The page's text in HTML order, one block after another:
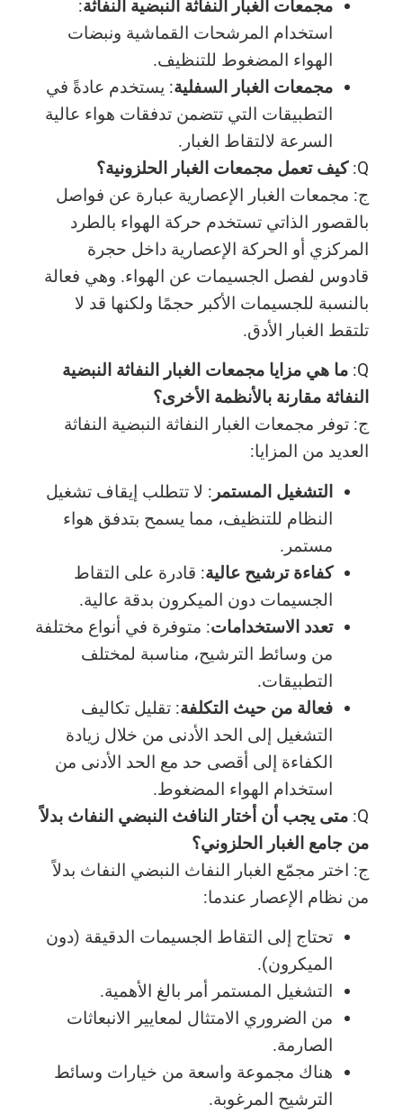
مجمعات الغبار النفاثة النبضية النفاثة:
استخدام المرشحات القماشية ونبضات
الهواء المضغوط للتنظيف.
مجمعات الغبار السفلية: يستخدم عادةً في
التطبيقات التي تتضمن تدفقات هواء عالية
السرعة لالتقاط الغبار.
Q: كيف تعمل مجمعات الغبار الحلزونية؟
ج: مجمعات الغبار الإعصارية عبارة عن فواصل
بالقصور الذاتي تستخدم حركة الهواء بالطرد
المركزي أو الحركة الإعصارية داخل حجرة
قادوس لفصل الجسيمات عن الهواء. وهي فعالة
بالنسبة للجسيمات الأكبر حجمًا ولكنها قد لا
تلتقط الغبار الأدق.
Q: ما هي مزايا مجمعات الغبار النفاثة النبضية
النفاثة مقارنة بالأنظمة الأخرى؟
ج: توفر مجمعات الغبار النفاثة النبضية النفاثة
العديد من المزايا:
التشغيل المستمر : لا تتطلب إيقاف تشغيل
النظام للتنظيف، مما يسمح بتدفق هواء
مستمر.
كفاءة ترشيح عالية: قادرة على التقاط
الجسيمات دون الميكرون بدقة عالية.
تعدد الاستخدامات: متوفرة في أنواع مختلفة
من وسائط الترشيح، مناسبة لمختلف
التطبيقات.
فعالة من حيث التكلفة: تقليل تكاليف
التشغيل إلى الحد الأدنى من خلال زيادة
الكفاءة إلى أقصى حد مع الحد الأدنى من
استخدام الهواء المضغوط.
Q: متى يجب أن أختار النافث النبضي النفاث بدلاً
من جامع الغبار الحلزوني؟
ج: اختر مجمّع الغبار النفاث النبضي النفاث بدلاً
من نظام الإعصار عندما:
تحتاج إلى التقاط الجسيمات الدقيقة (دون
الميكرون).
التشغيل المستمر أمر بالغ الأهمية.
من الضروري الامتثال لمعايير الانبعاثات
الصارمة.
هناك مجموعة واسعة من خيارات وسائط
الترشيح المرغوبة.